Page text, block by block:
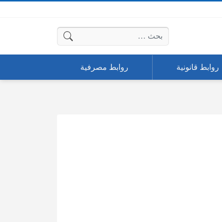
البحث عن:
روابط قانونية روابط مصرفية